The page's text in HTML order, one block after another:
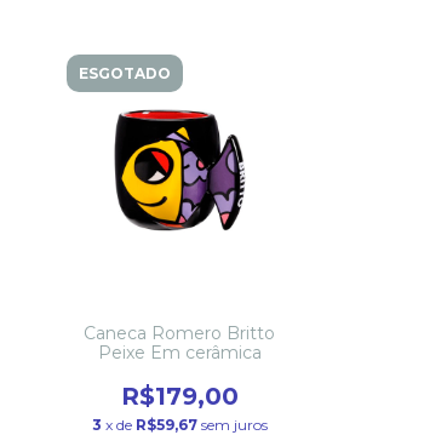
ESGOTADO
Caneca Romero Britto
Peixe Em cerâmica
R$179,00
3 x de R$59,67 sem juros